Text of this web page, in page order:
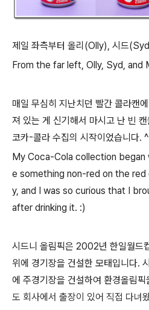
제일 좌측부터 올리(Olly), 시드
From the far left, Olly, Syd, and
매일 무심히 지난치던 빨간 콜라캔
져 있는 게 신기해서 마시고 난 빈
코카-콜라 수집의 시작이었습니다.
My Coca-Cola collection
e something non-red on the red
y, and I was so curious that I
after drinking it. :)
시드니 올림픽은 2002년 한일월드
위에 경기장을 건설한 모태입니다.
에 주경기장을 건설하여 환경올림
도 회사에서 출장이 있어 직접 다녀